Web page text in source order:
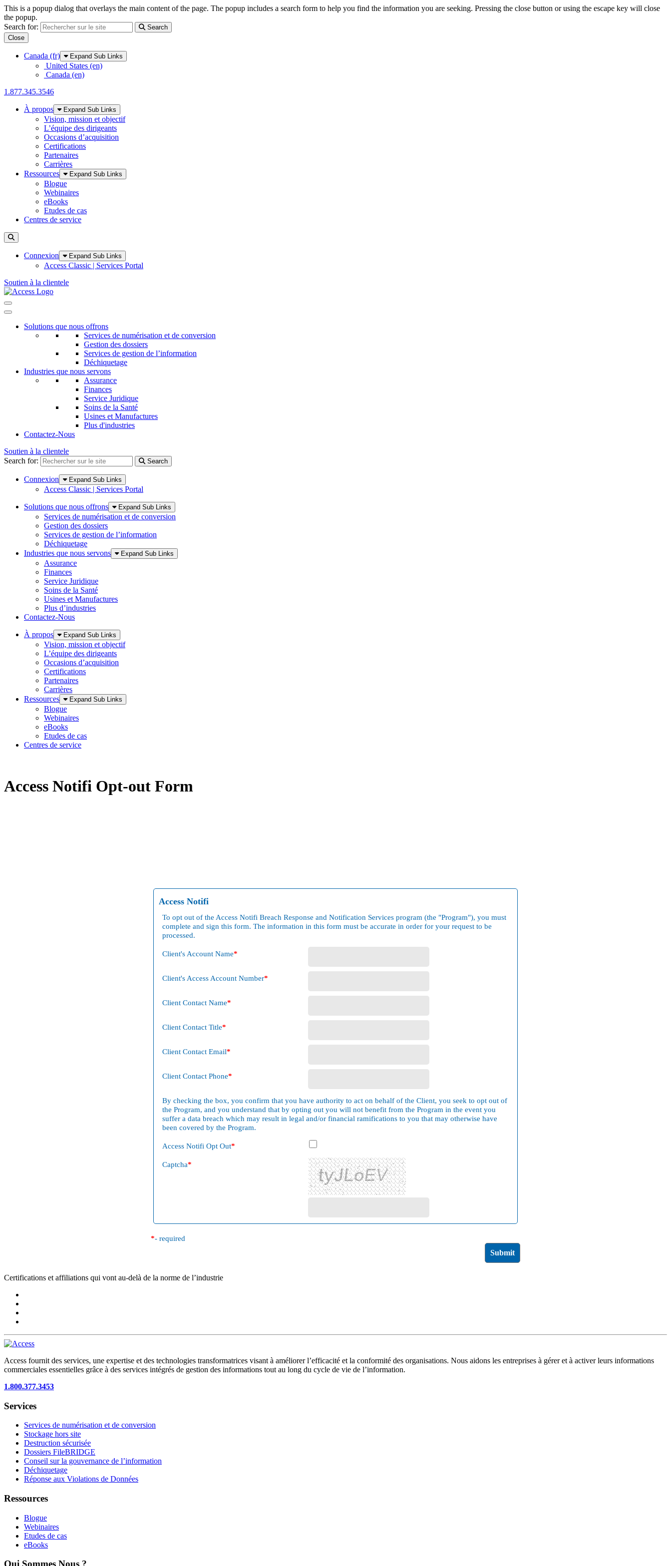
This is a popup dialog that overlays the main content of the page. The popup includes a search form to help you find the information you are seeking. Pressing the close button or using the escape key will close
the popup.
Search for:
Search
Close
Canada (fr)
Expand Sub Links
United States (en)
Canada (en)
1.877.345.3546
À propos Expand Sub Links
Vision, mission et objectif
L’équipe des dirigeants
Occasions d’acquisition
Certifications
Partenaires
Carrières
Ressources
Expand Sub Links
Blogue
Webinaires
eBooks
Etudes de cas
Centres de service
Toggle Search
Connexion Expand Sub Links
Access Classic | Services Portal
Soutien à la clientele
Toggle Navigation
Solutions que nous offrons
Services de numérisation et de conversion
Gestion des dossiers
Services de gestion de l’information
Déchiquetage
Industries que nous servons
Assurance
Finances
Service Juridique
Soins de la Santé
Usines et Manufactures
Plus d'industries
Contactez-Nous
Soutien à la clientele
Search for:
Search
Connexion Expand Sub Links
Access Classic | Services Portal
Solutions que nous offrons Expand Sub Links
Services de numérisation et de conversion
Gestion des dossiers
Services de gestion de l’information
Déchiquetage
Industries que nous servons
Expand Sub Links
Assurance
Finances
Service Juridique
Soins de la Santé
Usines et Manufactures
Plus d’industries
Contactez-Nous
À propos Expand Sub Links
Vision, mission et objectif
L’équipe des dirigeants
Occasions d’acquisition
Certifications
Partenaires
Carrières
Ressources
Expand Sub Links
Blogue
Webinaires
eBooks
Etudes de cas
Centres de service
Access Notifi Opt-out Form
Access Notifi
To opt out of the Access Notifi Breach Response and Notification Services program (the "Program"), you must
complete and sign this form. The information in this form must be accurate in order for your request to be
processed.
Client's Account Name*
Client's Access Account Number*
Client Contact Name*
Client Contact Title*
Client Contact Email*
Client Contact Phone*
By checking the box, you confirm that you have authority to act on behalf of the Client, you seek to opt out of
the Program, and you understand that by opting out you will not benefit from the Program in the event you
suffer a data breach which may result in legal and/or financial ramifications to you that may otherwise have
been covered by the Program.
Access Notifi Opt Out*
Captcha*
*- required
Certifications et affiliations qui vont au-delà de la norme de l’industrie
Access fournit des services, une expertise et des technologies transformatrices visant à améliorer l’efficacité et la conformité des organisations. Nous aidons les entreprises à gérer et à activer leurs informations
commerciales essentielles grâce à des services intégrés de gestion des informations tout au long du cycle de vie de l’information.
1.800.377.3453
Services
Services de numérisation et de conversion
Stockage hors site
Destruction sécurisée
Dossiers FileBRIDGE
Conseil sur la gouvernance de l’information
Déchiquetage
Réponse aux Violations de Données
Ressources
Blogue
Webinaires
Etudes de cas
eBooks